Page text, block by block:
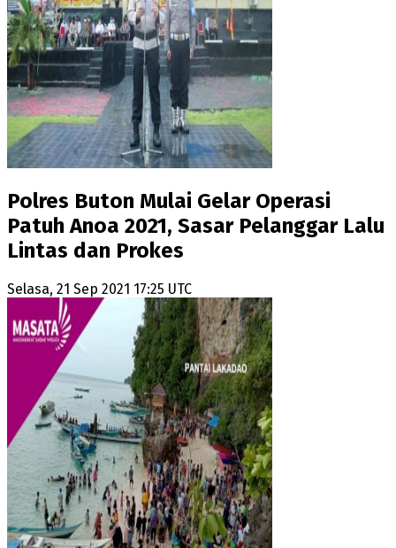
Polres Buton Mulai Gelar Operasi
Patuh Anoa 2021, Sasar Pelanggar Lalu
Lintas dan Prokes
Selasa, 21 Sep 2021 17:25 UTC